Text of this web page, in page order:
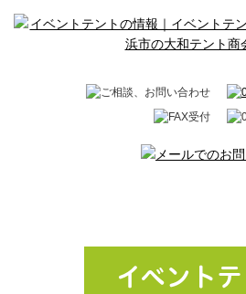
イベント